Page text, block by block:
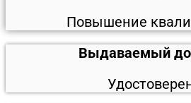
Повышение
Выдаваемый